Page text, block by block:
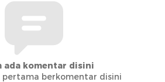
ada komentar disini
pertama berkomentar disini